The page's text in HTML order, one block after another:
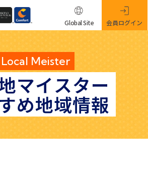
Local Meister
マイスター
め地域情報
Global Site 会員ログイン